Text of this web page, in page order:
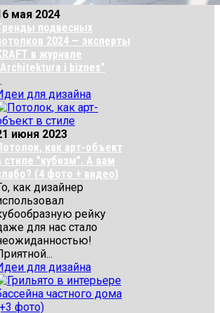
мая 2024
подвесных
2024 — эксперты
в журнале
i biznes"
для дизайна
июня 2023
как арт-объект
стиле "кубизм". А вам
(4 фото + видео)
как дизайнер
рейку
для нас стало
для дизайна